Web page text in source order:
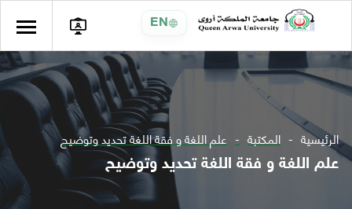
EN
الرئيسية المكتبة علم اللغة و فقة اللغة تحديد وتوضيح
علم اللغة و فقة اللغة تحديد وتوضيح